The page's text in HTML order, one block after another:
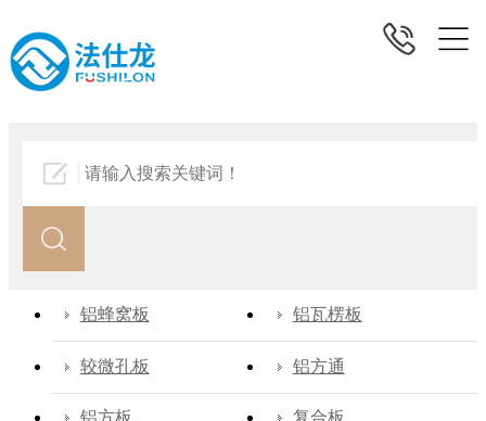
铝蜂窝板 铝瓦楞板
较微孔板 铝方通